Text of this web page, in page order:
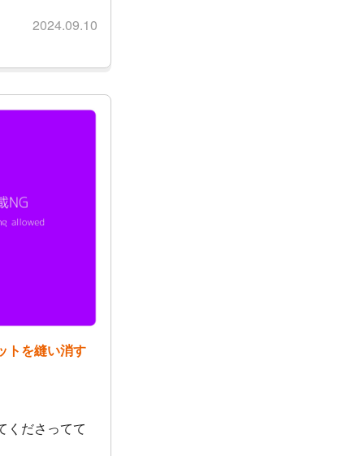
2024.09.10
トを縫い消す
くださってて